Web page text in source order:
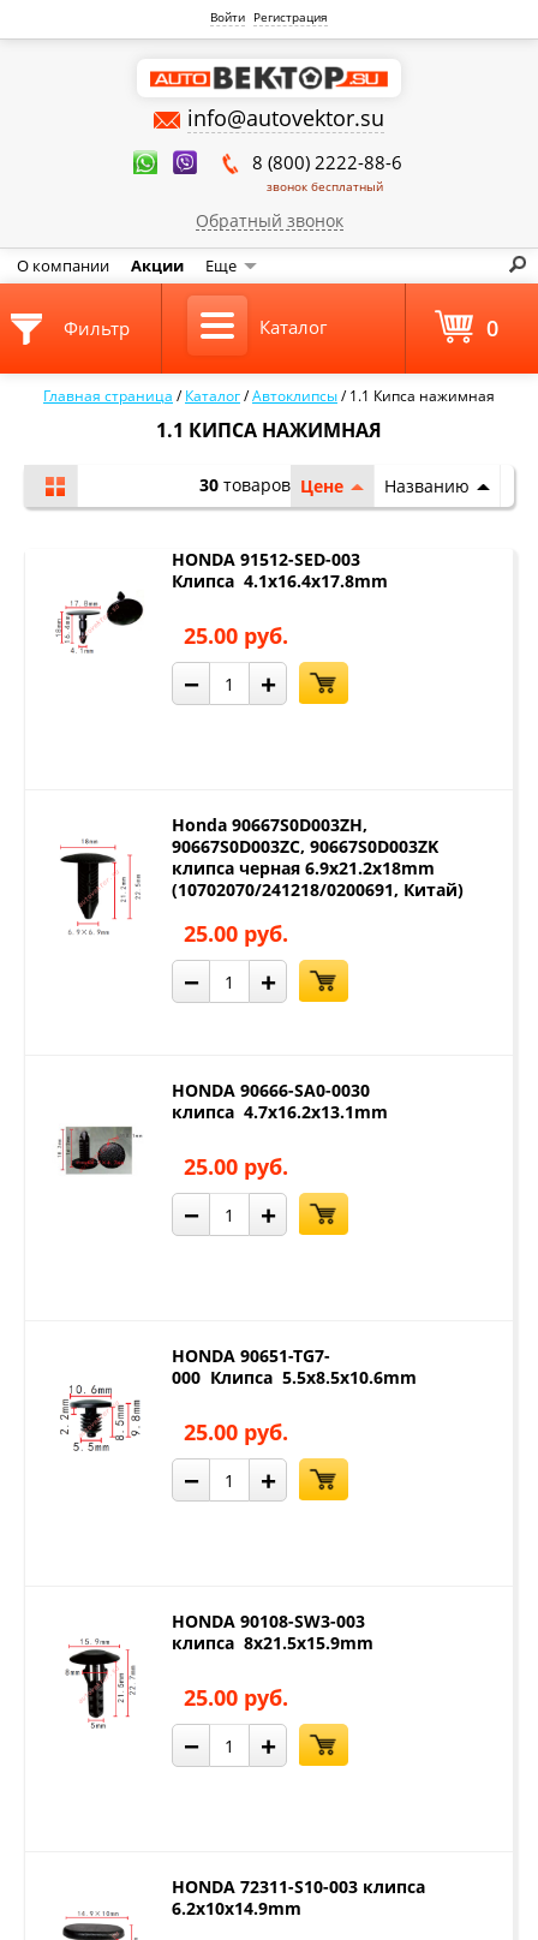
Войти Регистрация
info@autovektor.su
8 (800) 2222-88-6
звонок бесплатный
Обратный звонок
О компании Акции Еще
Главная страница /Каталог/Автоклипсы/1.1 Кипса нажимная
1.1 КИПСА НАЖИМНАЯ
Цене Названию
30 товаров
HONDA 91512-SED-003
Клипса 4.1x16.4x17.8mm
25.00 руб.
− +
Honda 90667S0D003ZH,
90667S0D003ZC, 90667S0D003ZK
клипса черная 6.9x21.2x18mm
(10702070/241218/0200691, Китай)
25.00 руб.
− +
HONDA 90666-SA0-0030
клипса 4.7x16.2x13.1mm
25.00 руб.
− +
HONDA 90651-TG7-
000 Клипса 5.5x8.5x10.6mm
25.00 руб.
− +
HONDA 90108-SW3-003
клипса 8x21.5x15.9mm
25.00 руб.
− +
HONDA 72311-S10-003 клипса
6.2x10x14.9mm
Фильтр Каталог 0